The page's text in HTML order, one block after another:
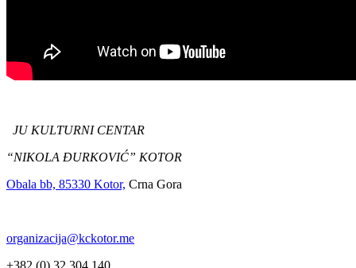
JU KULTURNI CENTAR
“NIKOLA ĐURKOVIĆ” KOTOR
Obala bb, 85330 Kotor, Crna Gora
organizacija@kckotor.me
+382 (0) 32 304 140